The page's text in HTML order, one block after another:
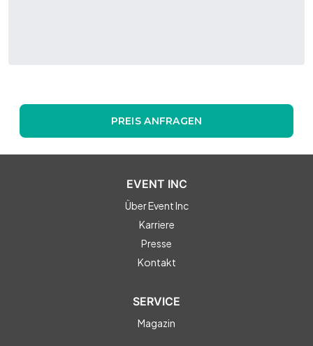
PREIS ANFRAGEN
EVENT INC
Über Event Inc
Karriere
Presse
Kontakt
SERVICE
Magazin